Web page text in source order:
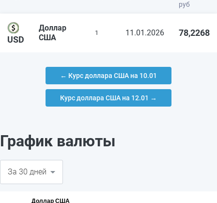
руб
USD
Доллар
США
1 11.01.2026 78,2268
← Курс доллара США на 10.01
Курс доллара США на 12.01 →
График валюты
Доллар США